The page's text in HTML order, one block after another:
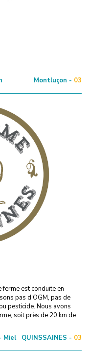
Montluçon - 03
est conduite en
pas d'OGM, pas de
pesticide. Nous avons
soit près de 20 km de
Miel QUINSSAINES - 03